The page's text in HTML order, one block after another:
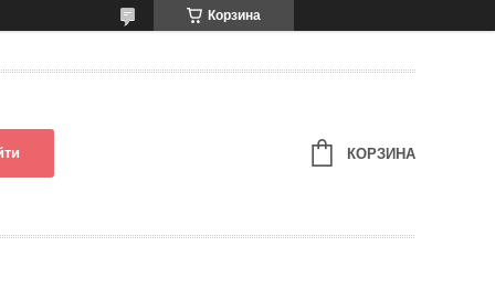
Корзина
КОРЗИНА